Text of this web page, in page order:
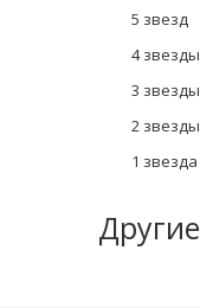
5 звезд
4 звезды
3 звезды
2 звезды
1 звезда
Другие